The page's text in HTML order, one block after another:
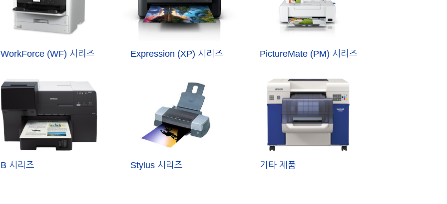
WorkForce (WF) 시리즈 Expression (XP) 시리즈 PictureMate (PM) 시리즈
B 시리즈 Stylus 시리즈 기타 제품